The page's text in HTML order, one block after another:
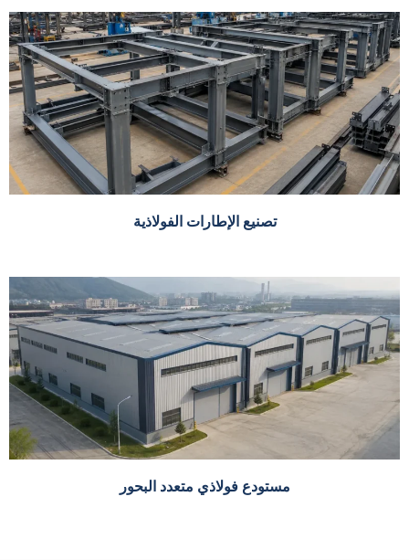
تصنيع الإطارات الفولاذية
مستودع فولاذي متعدد البحور